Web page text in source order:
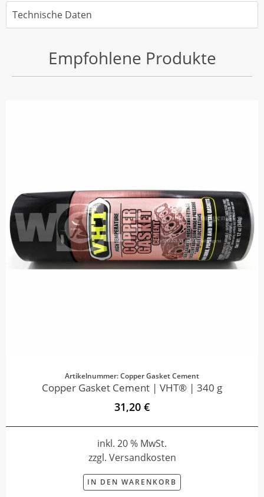
Technische Daten
Empfohlene Produkte
Artikelnummer: Copper Gasket Cement
Copper Gasket Cement | VHT® | 340 g
31,20 €
inkl. 20 % MwSt.
zzgl. Versandkosten
IN DEN WARENKORB